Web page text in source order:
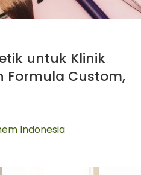
untuk Klinik
Formula Custom,
Indonesia